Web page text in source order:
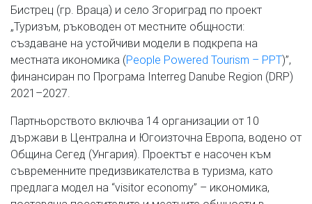
Бистрец (гр. Враца) и село Згориград по проект
„Туризъм, ръководен от местните общности:
създаване на устойчиви модели в подкрепа на
местната икономика (People Powered Tourism – PPT)”,
финансиран по Програма Interreg Danube Region (DRP)
2021–2027.
Партньорството включва 14 организации от 10
държави в Централна и Югоизточна Европа, водено от
Община Сегед (Унгария). Проектът е насочен към
съвременните предизвикателства в туризма, като
предлага модел на “visitor economy” – икономика,